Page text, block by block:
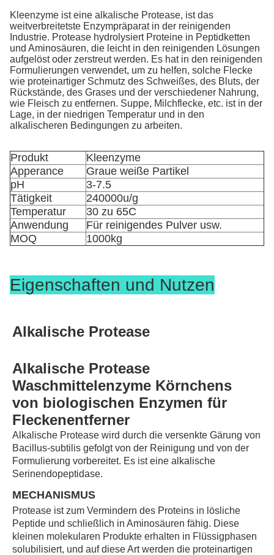
Kleenzyme ist eine alkalische Protease, ist das
weitverbreitetste Enzympräparat in der reinigenden
Industrie. Protease hydrolysiert Proteine in Peptidketten
und Aminosäuren, die leicht in den reinigenden Lösungen
aufgelöst oder zerstreut werden. Es hat in den reinigenden
Formulierungen verwendet, um zu helfen, solche Flecke
wie proteinartiger Schmutz des Schweißes, des Bluts, der
Rückstände, des Grases und der verschiedener Nahrung,
wie Fleisch zu entfernen. Suppe, Milchflecke, etc. ist in der
Lage, in der niedrigen Temperatur und in den
alkalischeren Bedingungen zu arbeiten.
Produkt
Kleenzyme
Apperance
Graue weiße Partikel
pH
3-7.5
Tätigkeit
240000u/g
Temperatur
30 zu 65C
Anwendung
Für reinigendes Pulver usw.
MOQ
1000kg
Eigenschaften und Nutzen
Alkalische Protease
Alkalische Protease
Waschmittelenzyme Körnchens
von biologischen Enzymen für
Fleckenentferner
Alkalische Protease wird durch die versenkte Gärung von
Bacillus-subtilis gefolgt von der Reinigung und von der
Formulierung vorbereitet. Es ist eine alkalische
Serinendopeptidase.
MECHANISMUS
Protease ist zum Vermindern des Proteins in lösliche
Peptide und schließlich in Aminosäuren fähig. Diese
kleinen molekularen Produkte erhalten in Flüssigphasen
solubilisiert, und auf diese Art werden die proteinartigen